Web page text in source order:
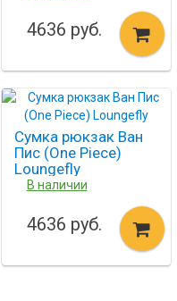
Sanderson Sisters The
Return Of The Witches
4636 руб.
Сумка рюкзак Ван
Пис (One Piece)
Loungefly
В наличии
4636 руб.